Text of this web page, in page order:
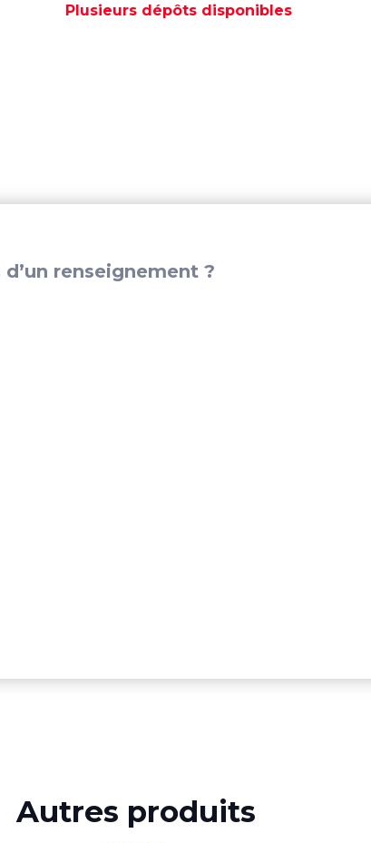
355MM
Plusieurs dépôts disponibles
d’un renseignement ?
Autres produits